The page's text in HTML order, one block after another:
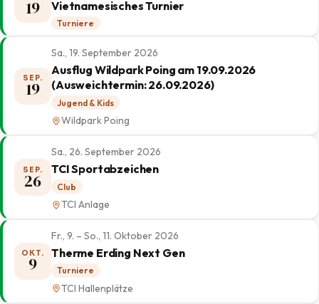
19 Vietnamesisches Turnier
Turniere
SEP.
19
Sa., 19. September 2026
Ausflug Wildpark Poing am 19.09.2026
(Ausweichtermin: 26.09.2026)
Jugend & Kids
Wildpark Poing
SEP.
26
Sa., 26. September 2026
TCI Sportabzeichen
Club
TCI Anlage
OKT.
9
Fr., 9. – So., 11. Oktober 2026
Therme Erding Next Gen
Turniere
TCI Hallenplätze